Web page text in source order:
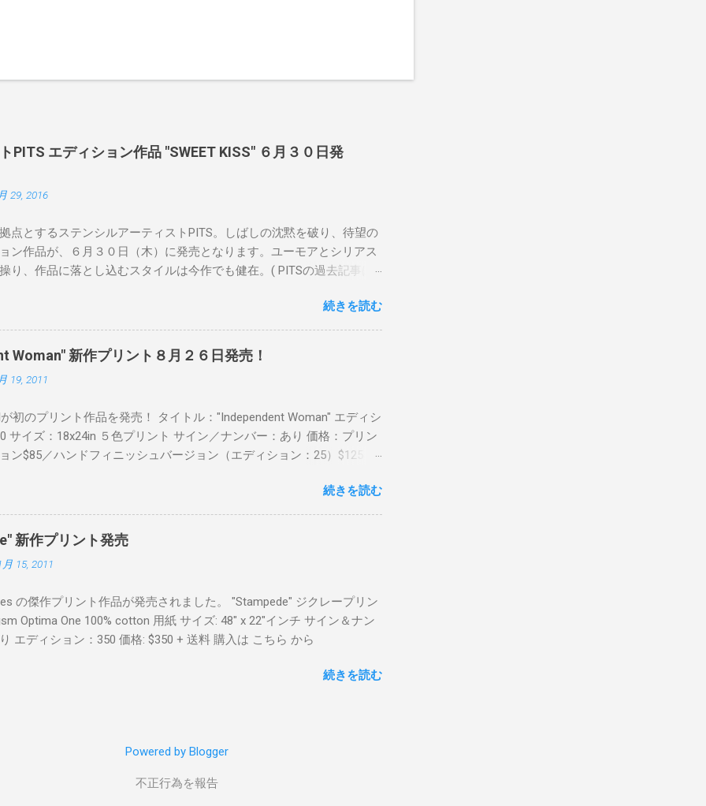
PITS エディション作品 "SWEET KISS" ６月３０日発
29, 2016
点とするステンシルアーティストPITS。しばしの沈黙を破り、待望の
ン作品が、６月３０日（木）に発売となります。ユーモアとシリアス
り、作品に落とし込むスタイルは今作でも健在。( PITSの過去記事は
GREEN/PINK/YELLOW エディション：各色５ サイズ：800mm ×
格：¥16,000(¥17,280) 購入は、 こちら から
続きを読む
Woman" 新作プリント８月２６日発売！
19, 2011
が初のプリント作品を発売！ タイトル："Independent Woman" エディシ
サイズ：18x24in ５色プリント サイン／ナンバー：あり 価格：プリン
ン$85／ハンドフィニッシュバージョン（エディション：25）$125 購
続きを読む
新作プリント発売
月 15, 2011
の傑作プリント作品が発売されました。 "Stampede" ジクレープリン
Optima One 100% cotton 用紙 サイズ: 48" x 22"インチ サイン＆ナン
エディション：350 価格: $350 + 送料 購入は こちら から
続きを読む
Powered by Blogger
不正行為を報告